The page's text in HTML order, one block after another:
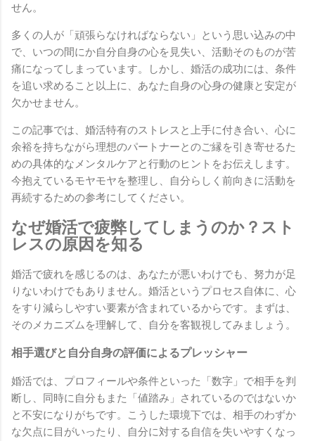
せん。
多くの人が「頑張らなければならない」という思い込みの中
で、いつの間にか自分自身の心を見失い、活動そのものが苦
痛になってしまっています。しかし、婚活の成功には、条件
を追い求めること以上に、あなた自身の心身の健康と安定が
欠かせません。
この記事では、婚活特有のストレスと上手に付き合い、心に
余裕を持ちながら理想のパートナーとのご縁を引き寄せるた
めの具体的なメンタルケアと行動のヒントをお伝えします。
今抱えているモヤモヤを整理し、自分らしく前向きに活動を
再続するための参考にしてください。
なぜ婚活で疲弊してしまうのか？スト
レスの原因を知る
婚活で疲れを感じるのは、あなたが悪いわけでも、努力が足
りないわけでもありません。婚活というプロセス自体に、心
をすり減らしやすい要素が含まれているからです。まずは、
そのメカニズムを理解して、自分を客観視してみましょう。
相手選びと自分自身の評価によるプレッシャー
婚活では、プロフィールや条件といった「数字」で相手を判
断し、同時に自分もまた「値踏み」されているのではないか
と不安になりがちです。こうした環境下では、相手のわずか
な欠点に目がいったり、自分に対する自信を失いやすくなっ